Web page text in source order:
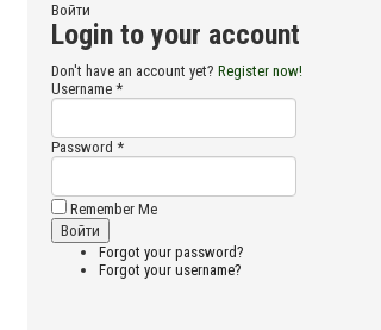
Войти
Login to your account
Don't have an account yet? Register now!
Username *
Password *
Remember Me
Forgot your password?
Forgot your username?